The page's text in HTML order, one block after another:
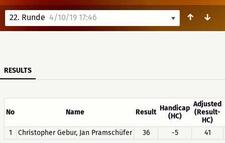
22. Runde 4/10/19 17:46 ↑ ↓
RESULTS
No Name Result Handicap
(HC)
Adjusted
(Result-
HC)
1
Christopher Gebur, Jan Pramschüfer 36 -5 41